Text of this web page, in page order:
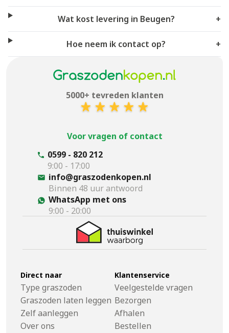
Wat kost levering in Beugen? +
Hoe neem ik contact op? +
5000+ tevreden klanten
Voor vragen of contact
0599 - 820 212
9:00 - 17:00
info@graszodenkopen.nl
Binnen 48 uur antwoord
WhatsApp met ons
9:00 - 20:00
Direct naar
Type graszoden
Graszoden laten leggen
Zelf aanleggen
Over ons
Klantenservice
Veelgestelde vragen
Bezorgen
Afhalen
Bestellen